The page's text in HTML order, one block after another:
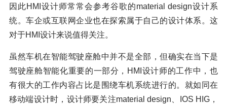
因此HMI设计师常常会参考谷歌的material design设计系
统。车企或互联网企业也在探索属于自己的设计体系。这
对于HMI设计来说值得关注。
虽然车机在智能驾驶座舱中并不是全部，但确实在当下是
驾驶座舱智能化重要的一部分，HMI设计师的工作中，也
有很大的工作内容占比是围绕车机系统进行的。就如同在
移动端设计时，设计师要关注material design、IOS HIG，